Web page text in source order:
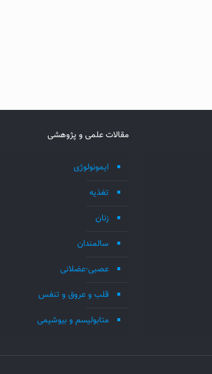
مقالات علمی و پژوهشی
ایمونولوژی
تغذیه
زنان
سالمندان
عصبی-عضلانی
قلب و عروق و تنفس
متابولیسم و بیوشیمی